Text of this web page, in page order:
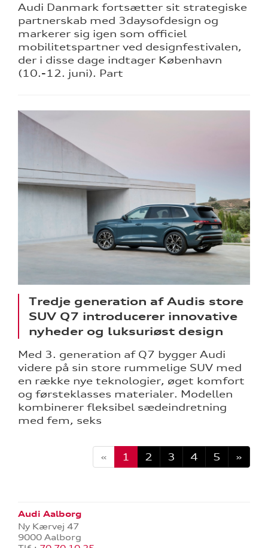
Audi Danmark fortsætter sit strategiske
partnerskab med 3daysofdesign og
markerer sig igen som officiel
mobilitetspartner ved designfestivalen,
der i disse dage indtager København
(10.-12. juni). Part
Tredje generation af Audis store
SUV Q7 introducerer innovative
nyheder og luksuriøst design
Med 3. generation af Q7 bygger Audi
videre på sin store rummelige SUV med
en række nye teknologier, øget komfort
og førsteklasses materialer. Modellen
kombinerer fleksibel sædeindretning
med fem, seks
« 1 2 3 4 5 »
Audi Aalborg
Ny Kærvej 47
9000 Aalborg